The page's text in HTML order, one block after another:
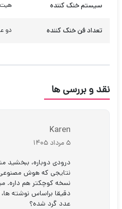
سیستم خنک کننده
تعداد فن خنک‌ کننده دو
نقد و بررسی ها
Karen
5 مرداد 1405
درودی دوباره، ببخشید
نتایجی که هوش مصنوعی
نسخه کوچکتر هم داره.
عدد گرد شده؟